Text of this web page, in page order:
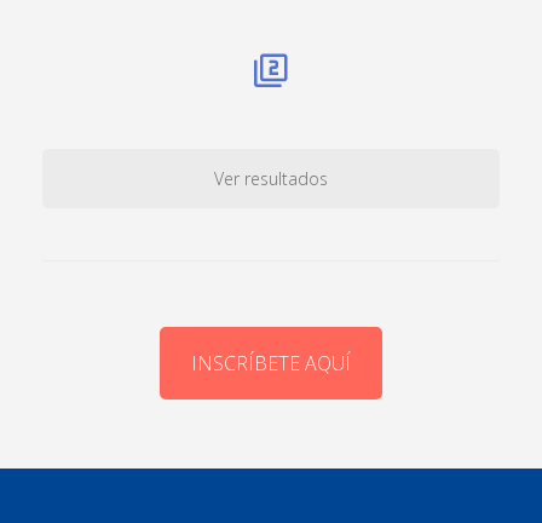
Ver resultados
INSCRÍBETE AQUÍ